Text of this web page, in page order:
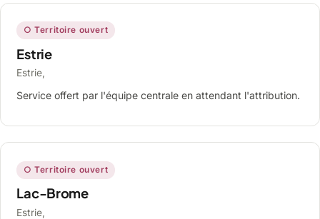
○ Territoire ouvert
Estrie
Estrie,
Service offert par l'équipe centrale en attendant l'attribution.
○ Territoire ouvert
Lac-Brome
Estrie,